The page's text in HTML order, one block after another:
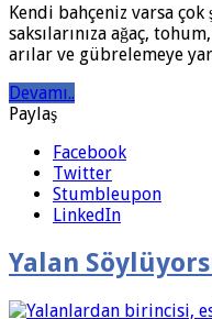
Kendi bahçeniz varsa
saksılarınıza ağaç,
arılar ve gübrelemeye
Devamı..
Paylaş
Facebook
Twitter
Stumbleupon
LinkedIn
Yalan